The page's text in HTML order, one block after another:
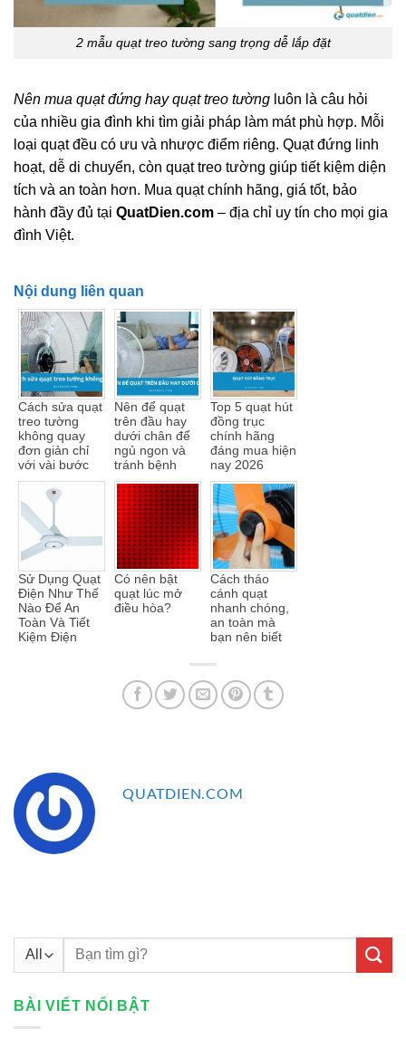
2 mẫu quạt treo tường sang trọng dễ lắp đặt
Nên mua quạt đứng hay quạt treo tường luôn là câu hỏi
của nhiều gia đình khi tìm giải pháp làm mát phù hợp. Mỗi
loại quạt đều có ưu và nhược điểm riêng. Quạt đứng linh
hoạt, dễ di chuyển, còn quạt treo tường giúp tiết kiệm diện
tích và an toàn hơn. Mua quạt chính hãng, giá tốt, bảo
hành đầy đủ tại QuatDien.com – địa chỉ uy tín cho mọi gia
đình Việt.
Nội dung liên quan
Cách sửa quạt
treo tường
không quay
đơn giản chỉ
với vài bước
Nên để quạt
trên đầu hay
dưới chân để
ngủ ngon và
tránh bệnh
Top 5 quạt hút
đồng trục
chính hãng
đáng mua hiện
nay 2026
Sử Dụng Quạt
Điện Như Thế
Nào Để An
Toàn Và Tiết
Kiệm Điện
Có nên bật
quạt lúc mở
điều hòa?
Cách tháo
cánh quạt
nhanh chóng,
an toàn mà
bạn nên biết
QUATDIEN.COM
Tìm
BÀI VIẾT NỔI BẬT